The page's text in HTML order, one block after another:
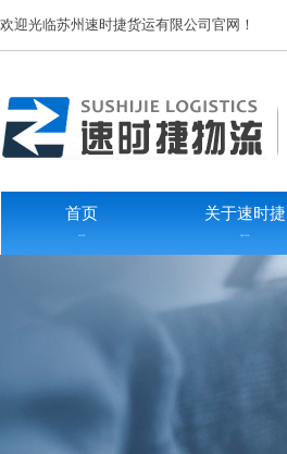
欢迎光临苏州速时捷货运有限公司官网！
首页 关于速时捷